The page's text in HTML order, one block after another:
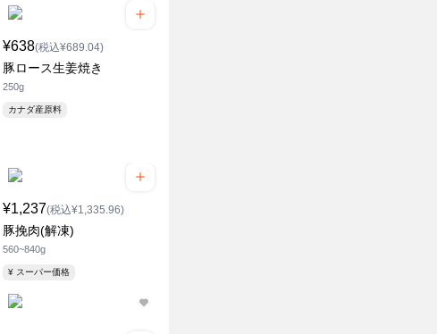
¥638(税込¥689.04)
豚ロース生姜焼き
250g
カナダ産原料
¥1,237(税込¥1,335.96)
豚挽肉(解凍)
560~840g
¥ スーパー価格